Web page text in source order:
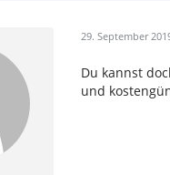
29. September
Du kannst
und